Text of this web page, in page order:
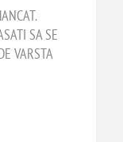
SA SE
VARSTA